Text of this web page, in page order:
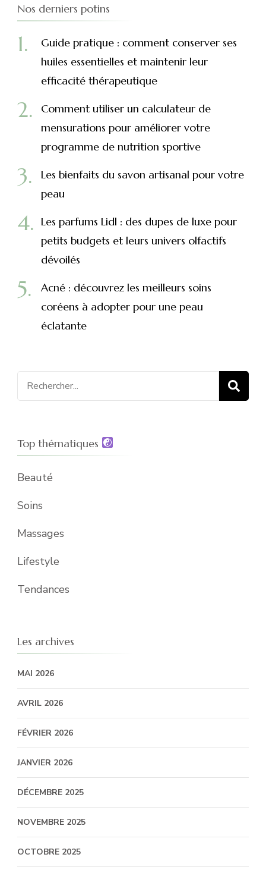
Nos derniers potins
Guide pratique : comment conserver ses
huiles essentielles et maintenir leur
efficacité thérapeutique
Comment utiliser un calculateur de
mensurations pour améliorer votre
programme de nutrition sportive
Les bienfaits du savon artisanal pour votre
peau
Les parfums Lidl : des dupes de luxe pour
petits budgets et leurs univers olfactifs
dévoilés
Acné : découvrez les meilleurs soins
coréens à adopter pour une peau
éclatante
Recherche
pour
Top thématiques
Beauté
Soins
Massages
Lifestyle
Tendances
Les archives
MAI 2026
AVRIL 2026
FÉVRIER 2026
JANVIER 2026
DÉCEMBRE 2025
NOVEMBRE 2025
OCTOBRE 2025